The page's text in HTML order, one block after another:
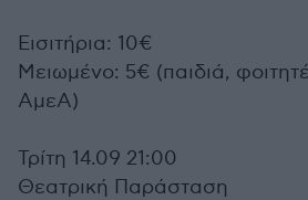
Εισιτήρια: 10€
Μειωμένο: 5€ (παιδιά,
ΑμεΑ)
Τρίτη 14.09 21:00
Θεατρική Παράσταση